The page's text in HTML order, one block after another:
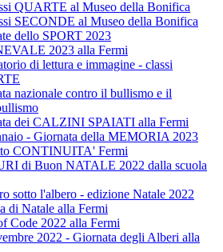
QUARTE al Museo della Bonifica
SECONDE al Museo della Bonifica
dello SPORT 2023
2023 alla Fermi
di lettura e immagine - classi
nazionale contro il bullismo e il
dei CALZINI SPAIATI alla Fermi
- Giornata della MEMORIA 2023
CONTINUITA' Fermi
di Buon NATALE 2022 dalla scuola
sotto l'albero - edizione Natale 2022
di Natale alla Fermi
Code 2022 alla Fermi
2022 - Giornata degli Alberi alla